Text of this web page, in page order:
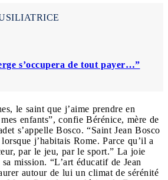
s’occupera de tout payer…”
le saint que j’aime prendre en
enfants”, confie Bérénice, mère de
s’appelle Bosco. “Saint Jean Bosco
j’habitais Rome. Parce qu’il a
par le jeu, par le sport.” La joie
mission. “L’art éducatif de Jean
autour de lui un climat de sérénité